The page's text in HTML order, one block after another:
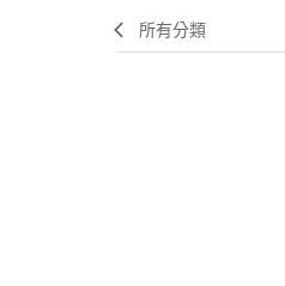
所有分類